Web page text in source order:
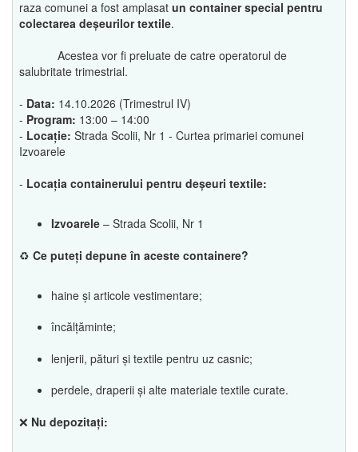
raza comunei a fost amplasat un container special pentru
colectarea deșeurilor textile.
Acestea vor fi preluate de catre operatorul de
salubritate trimestrial.
- Data: 14.10.2026 (Trimestrul IV)
- Program: 13:00 – 14:00
- Locație: Strada Scolii, Nr 1 - Curtea primariei comunei
Izvoarele
- Locația containerului pentru deșeuri textile:
Izvoarele – Strada Scolii, Nr 1
♻️ Ce puteți depune în aceste containere?
haine și articole vestimentare;
încălțăminte;
lenjerii, pături și textile pentru uz casnic;
perdele, draperii și alte materiale textile curate.
❌ Nu depozitați: